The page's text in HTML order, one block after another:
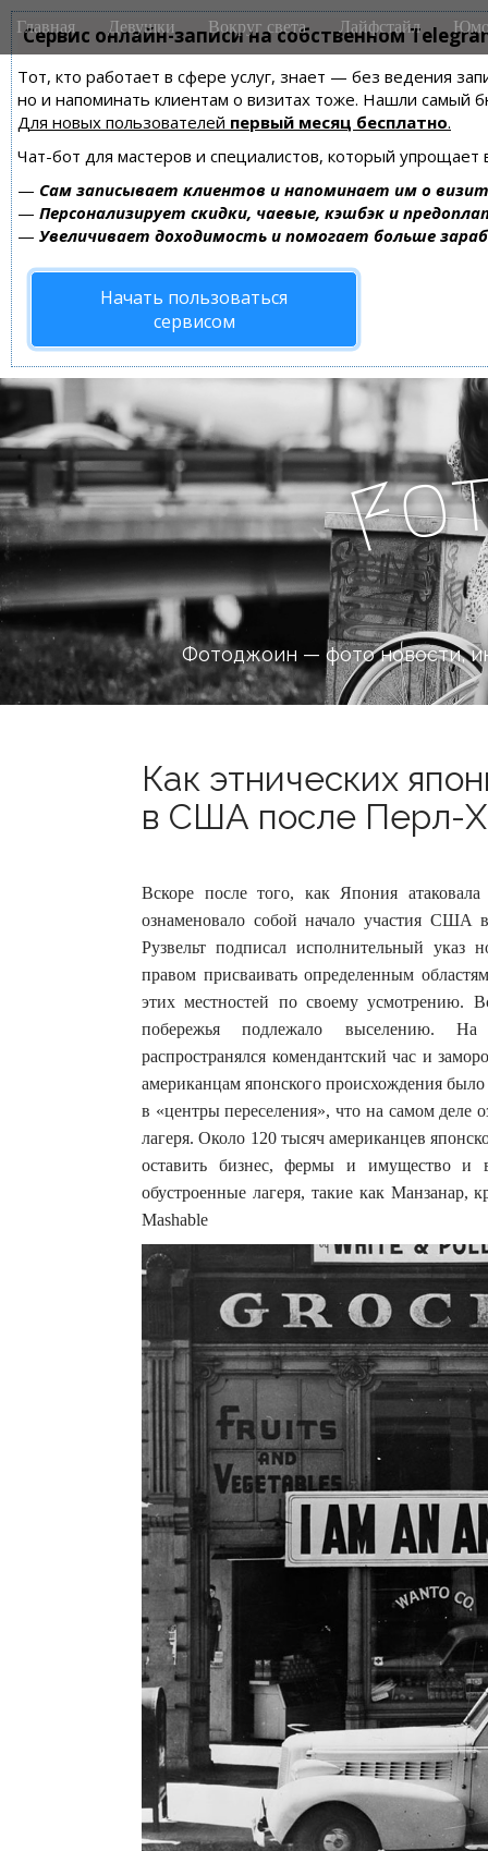
Сервис онлайн-записи на собственном
Тот, кто работает в сфере услуг, знает — без ведения
но и напоминать клиентам о визитах тоже. Нашли самый
Для новых пользователей первый месяц бесплатно.
Чат-бот для мастеров и специалистов, который упрощает
— Сам записывает клиентов и напоминает им о
— Персонализирует скидки, чаевые, кэшбэк и
— Увеличивает доходимость и помогает больше
Начать пользоваться
сервисом
M
a
n
m
e
n
u
i
Главная Девушки Вокруг света Лайфстайл
Fo
Фотоджоин — фото новости,
Как этнических
в США после Перл-
Вскоре после того, как Япония
ознаменовало собой начало участия США
Рузвельт подписал исполнительный указ
правом присваивать определенным
этих местностей по своему усмотрению.
побережья подлежало выселению. На
распространялся комендантский час и
американцам японского происхождения
в «центры переселения», что на самом деле
лагеря. Около 120 тысяч американцев
оставить бизнес, фермы и имущество и
обустроенные лагеря, такие как
Mashable